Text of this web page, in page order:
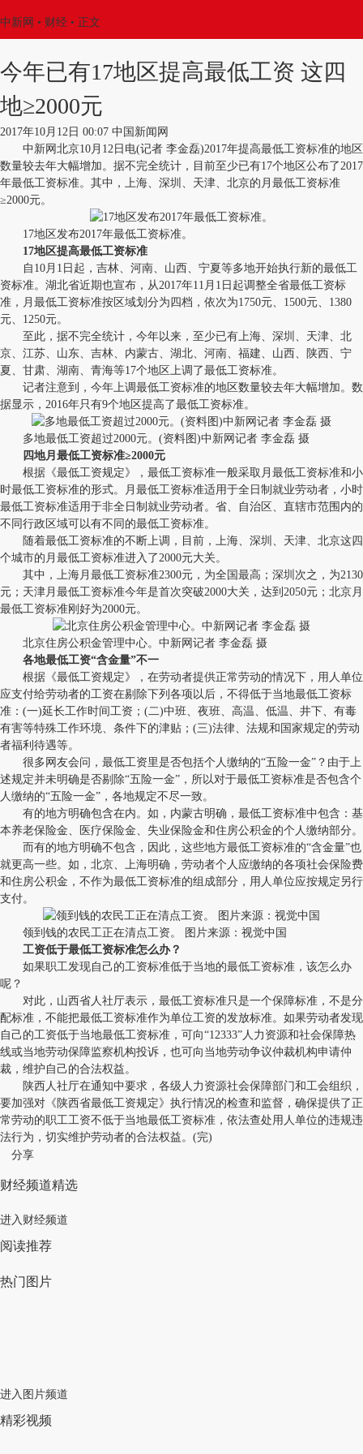
中新网 • 财经 • 正文
今年已有17地区提高最低工资 这四
地≥2000元
2017年10月12日 00:07 中国新闻网
中新网北京10月12日电(记者 李金磊)2017年提高最低工资标准的地区
数量较去年大幅增加。据不完全统计，目前至少已有17个地区公布了2017
年最低工资标准。其中，上海、深圳、天津、北京的月最低工资标准
≥2000元。
17地区发布2017年最低工资标准。
17地区提高最低工资标准
自10月1日起，吉林、河南、山西、宁夏等多地开始执行新的最低工
资标准。湖北省近期也宣布，从2017年11月1日起调整全省最低工资标
准，月最低工资标准按区域划分为四档，依次为1750元、1500元、1380
元、1250元。
至此，据不完全统计，今年以来，至少已有上海、深圳、天津、北
京、江苏、山东、吉林、内蒙古、湖北、河南、福建、山西、陕西、宁
夏、甘肃、湖南、青海等17个地区上调了最低工资标准。
记者注意到，今年上调最低工资标准的地区数量较去年大幅增加。数
据显示，2016年只有9个地区提高了最低工资标准。
多地最低工资超过2000元。(资料图)中新网记者 李金磊 摄
四地月最低工资标准≥2000元
根据《最低工资规定》，最低工资标准一般采取月最低工资标准和小
时最低工资标准的形式。月最低工资标准适用于全日制就业劳动者，小时
最低工资标准适用于非全日制就业劳动者。省、自治区、直辖市范围内的
不同行政区域可以有不同的最低工资标准。
随着最低工资标准的不断上调，目前，上海、深圳、天津、北京这四
个城市的月最低工资标准进入了2000元大关。
其中，上海月最低工资标准2300元，为全国最高；深圳次之，为2130
元；天津月最低工资标准今年是首次突破2000大关，达到2050元；北京月
最低工资标准刚好为2000元。
北京住房公积金管理中心。中新网记者 李金磊 摄
各地最低工资“含金量”不一
根据《最低工资规定》，在劳动者提供正常劳动的情况下，用人单位
应支付给劳动者的工资在剔除下列各项以后，不得低于当地最低工资标
准：(一)延长工作时间工资；(二)中班、夜班、高温、低温、井下、有毒
有害等特殊工作环境、条件下的津贴；(三)法律、法规和国家规定的劳动
者福利待遇等。
很多网友会问，最低工资里是否包括个人缴纳的“五险一金”？由于上
述规定并未明确是否剔除“五险一金”，所以对于最低工资标准是否包含个
人缴纳的“五险一金”，各地规定不尽一致。
有的地方明确包含在内。如，内蒙古明确，最低工资标准中包含：基
本养老保险金、医疗保险金、失业保险金和住房公积金的个人缴纳部分。
而有的地方明确不包含，因此，这些地方最低工资标准的“含金量”也
就更高一些。如，北京、上海明确，劳动者个人应缴纳的各项社会保险费
和住房公积金，不作为最低工资标准的组成部分，用人单位应按规定另行
支付。
领到钱的农民工正在清点工资。 图片来源：视觉中国
工资低于最低工资标准怎么办？
如果职工发现自己的工资标准低于当地的最低工资标准，该怎么办
呢？
对此，山西省人社厅表示，最低工资标准只是一个保障标准，不是分
配标准，不能把最低工资标准作为单位工资的发放标准。如果劳动者发现
自己的工资低于当地最低工资标准，可向“12333”人力资源和社会保障热
线或当地劳动保障监察机构投诉，也可向当地劳动争议仲裁机构申请仲
裁，维护自己的合法权益。
陕西人社厅在通知中要求，各级人力资源社会保障部门和工会组织，
要加强对《陕西省最低工资规定》执行情况的检查和监督，确保提供了正
常劳动的职工工资不低于当地最低工资标准，依法查处用人单位的违规违
法行为，切实维护劳动者的合法权益。(完)
分享
财经频道精选
进入财经频道
阅读推荐
热门图片
进入图片频道
精彩视频